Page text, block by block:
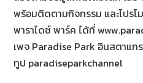
พร้อมติดตามกิจกรรม และโปร
พาราไดซ์ พาร์ค ได้ที่
เพจ Paradise Park อินสตาแ
ทูป paradiseparkchannel